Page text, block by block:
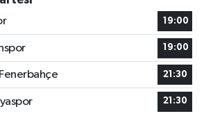
19:00
19:00
21:30
21:30